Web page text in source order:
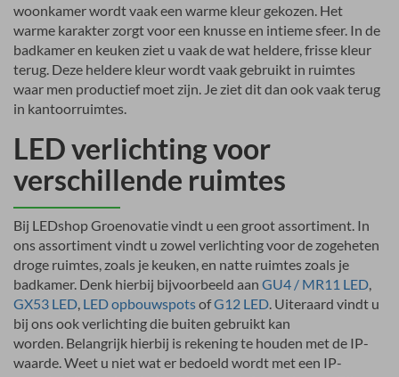
woonkamer wordt vaak een warme kleur gekozen. Het
warme karakter zorgt voor een knusse en intieme sfeer. In de
badkamer en keuken ziet u vaak de wat heldere, frisse kleur
terug. Deze heldere kleur wordt vaak gebruikt in ruimtes
waar men productief moet zijn. Je ziet dit dan ook vaak terug
in kantoorruimtes.
LED verlichting voor
verschillende ruimtes
Bij LEDshop Groenovatie vindt u een groot assortiment. In
ons assortiment vindt u zowel verlichting voor de zogeheten
droge ruimtes, zoals je keuken, en natte ruimtes zoals je
badkamer. Denk hierbij bijvoorbeeld aan GU4 / MR11 LED,
GX53 LED, LED opbouwspotsofG12 LED. Uiteraard vindt u
bij ons ook verlichting die buiten gebruikt kan
worden. Belangrijk hierbij is rekening te houden met de IP-
waarde. Weet u niet wat er bedoeld wordt met een IP-